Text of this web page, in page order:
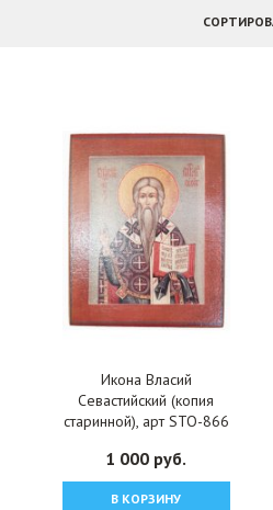
Икона Власий
Севастийский (копия
старинной), арт STO-866
1 000 руб.
В КОРЗИНУ